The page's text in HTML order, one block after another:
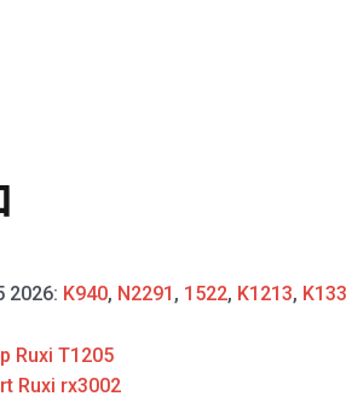
2026: K940, N2291 , 1522, K1213,
Ruxi T1205
Ruxi rx3002